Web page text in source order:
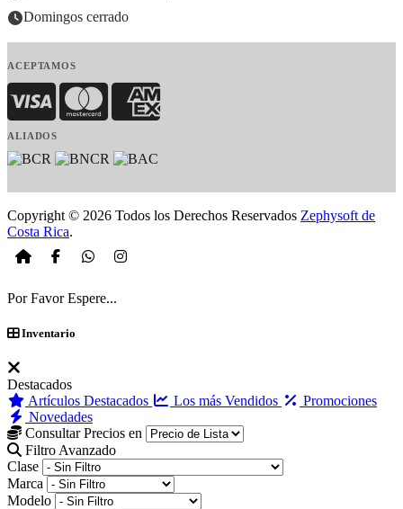
Domingos cerrado
ACEPTAMOS
Visa MasterCardAmerican Express
ALIADOS
Copyright © 2026 Todos los Derechos Reservados Zephysoft de
Costa Rica.
Por Favor Espere...
Inventario
Destacados
Artículos Destacados
Los más Vendidos
Promociones
Novedades
Consultar Precios en
Filtro Avanzado
Clase
Marca
Modelo